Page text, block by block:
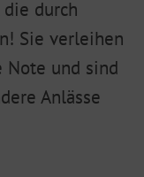
durch
Sie verleihen
Note und sind
Anlässe